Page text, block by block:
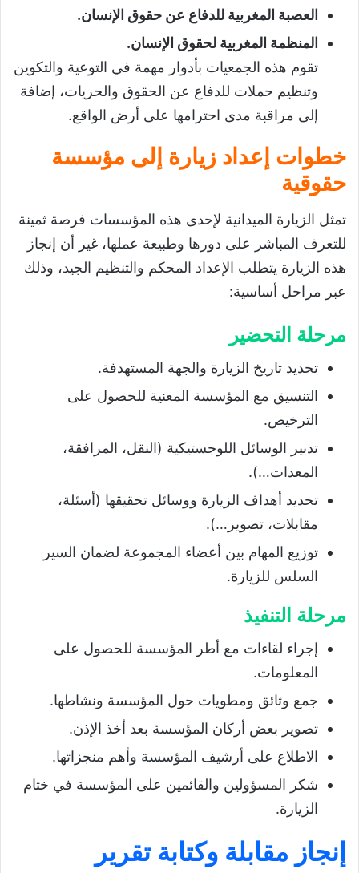
العصبة المغربية للدفاع عن حقوق الإنسان.
المنظمة المغربية لحقوق الإنسان.
تقوم هذه الجمعيات بأدوار مهمة في التوعية والتكوين
وتنظيم حملات للدفاع عن الحقوق والحريات، إضافة
إلى مراقبة مدى احترامها على أرض الواقع.
خطوات إعداد زيارة إلى مؤسسة
حقوقية
تمثل الزيارة الميدانية لإحدى هذه المؤسسات فرصة ثمينة
للتعرف المباشر على دورها وطبيعة عملها، غير أن إنجاز
هذه الزيارة يتطلب الإعداد المحكم والتنظيم الجيد، وذلك
عبر مراحل أساسية:
مرحلة التحضير
تحديد تاريخ الزيارة والجهة المستهدفة.
التنسيق مع المؤسسة المعنية للحصول على
الترخيص.
تدبير الوسائل اللوجستيكية (النقل، المرافقة،
المعدات…).
تحديد أهداف الزيارة ووسائل تحقيقها (أسئلة،
مقابلات، تصوير…).
توزيع المهام بين أعضاء المجموعة لضمان السير
السلس للزيارة.
مرحلة التنفيذ
إجراء لقاءات مع أطر المؤسسة للحصول على
المعلومات.
جمع وثائق ومطويات حول المؤسسة ونشاطها.
تصوير بعض أركان المؤسسة بعد أخذ الإذن.
الاطلاع على أرشيف المؤسسة وأهم منجزاتها.
شكر المسؤولين والقائمين على المؤسسة في ختام
الزيارة.
إنجاز مقابلة وكتابة تقرير